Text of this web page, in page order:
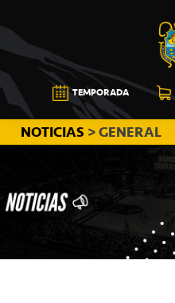
a
la
navegación
principal
al
contenido
principal
a
la
barra
lateral
principal
CB
CANARIAS
TEMPORADA
NOTICIAS > GENERAL